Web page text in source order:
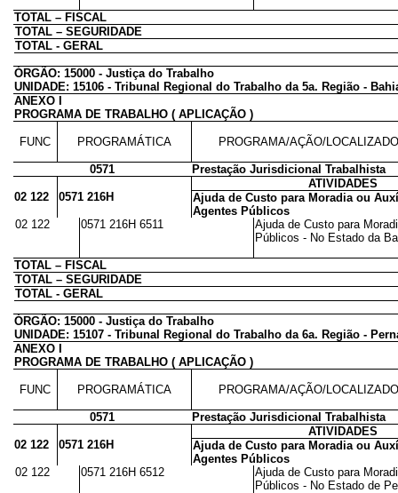
TOTAL – FISCAL
TOTAL – SEGURIDADE
TOTAL - GERAL
ÓRGÃO: 15000 - Justiça do Trabalho
UNIDADE: 15106 - Tribunal Regional do Trabalho da 5a. Região -
ANEXO I
PROGRAMA DE TRABALHO ( APLICAÇÃO )
FUNC PROGRAMÁTICA PROGRAMA/AÇÃO/
0571
Prestação Jurisdicional Trabalhista
ATIVIDADES
02 122
0571 216H
Ajuda de Custo para Moradia ou
Agentes Públicos
02 122
0571 216H 6511
Ajuda de Custo para
Públicos - No Estado da
TOTAL – FISCAL
TOTAL – SEGURIDADE
TOTAL - GERAL
ÓRGÃO: 15000 - Justiça do Trabalho
UNIDADE: 15107 - Tribunal Regional do Trabalho da 6a. Região -
ANEXO I
PROGRAMA DE TRABALHO ( APLICAÇÃO )
FUNC PROGRAMÁTICA PROGRAMA/AÇÃO/
0571
Prestação Jurisdicional Trabalhista
ATIVIDADES
02 122
0571 216H
Ajuda de Custo para Moradia ou
Agentes Públicos
02 122
0571 216H 6512
Ajuda de Custo para
Públicos - No Estado de